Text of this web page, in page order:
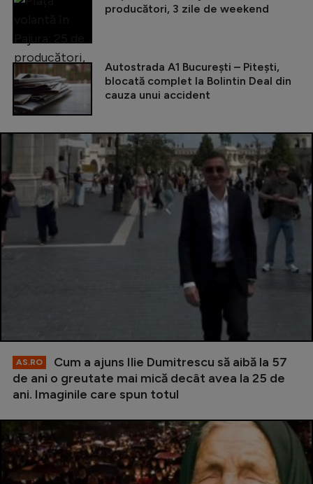
producători, 3 zile de weekend
Autostrada A1 București – Pitești,
blocată complet la Bolintin Deal din
cauza unui accident
AS.RO
Cum a ajuns Ilie Dumitrescu să aibă la 57
de ani o greutate mai mică decât avea la 25 de
ani. Imaginile care spun totul